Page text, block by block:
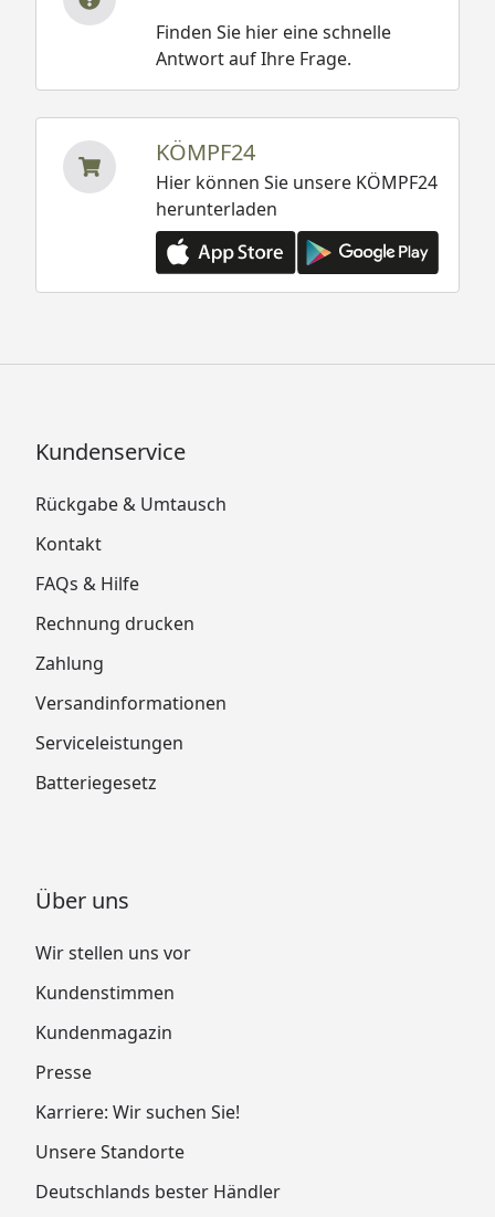
Finden Sie hier eine schnelle
Antwort auf Ihre Frage.
KÖMPF24
Hier können Sie unsere KÖMPF24
herunterladen
Kundenservice
Rückgabe & Umtausch
Kontakt
FAQs & Hilfe
Rechnung drucken
Zahlung
Versandinformationen
Serviceleistungen
Batteriegesetz
Über uns
Wir stellen uns vor
Kundenstimmen
Kundenmagazin
Presse
Karriere: Wir suchen Sie!
Unsere Standorte
Deutschlands bester Händler